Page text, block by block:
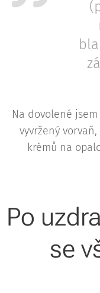
Na dovolené
vyvržený
krémů na
Po
se